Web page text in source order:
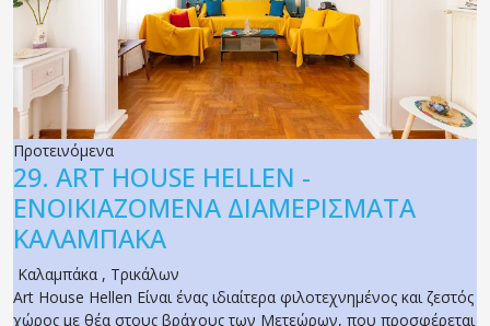
Προτεινόμενα
29. ART HOUSE HELLEN -
ΕΝΟΙΚΙΑΖΟΜΕΝΑ ΔΙΑΜΕΡΙΣΜΑΤΑ
ΚΑΛΑΜΠΑΚΑ
Καλαμπάκα , Τρικάλων
Art House Hellen Είναι ένας ιδιαίτερα φιλοτεχνημένος και ζεστός
χώρος με θέα στους βράχους των Μετεώρων, που προσφέρεται